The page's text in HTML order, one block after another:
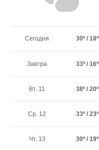
Сегодня 30º / 18º
Завтра 33º / 16º
Вт. 11 38º / 20º
Ср. 12 33º / 23º
Чт. 13 30º / 19º